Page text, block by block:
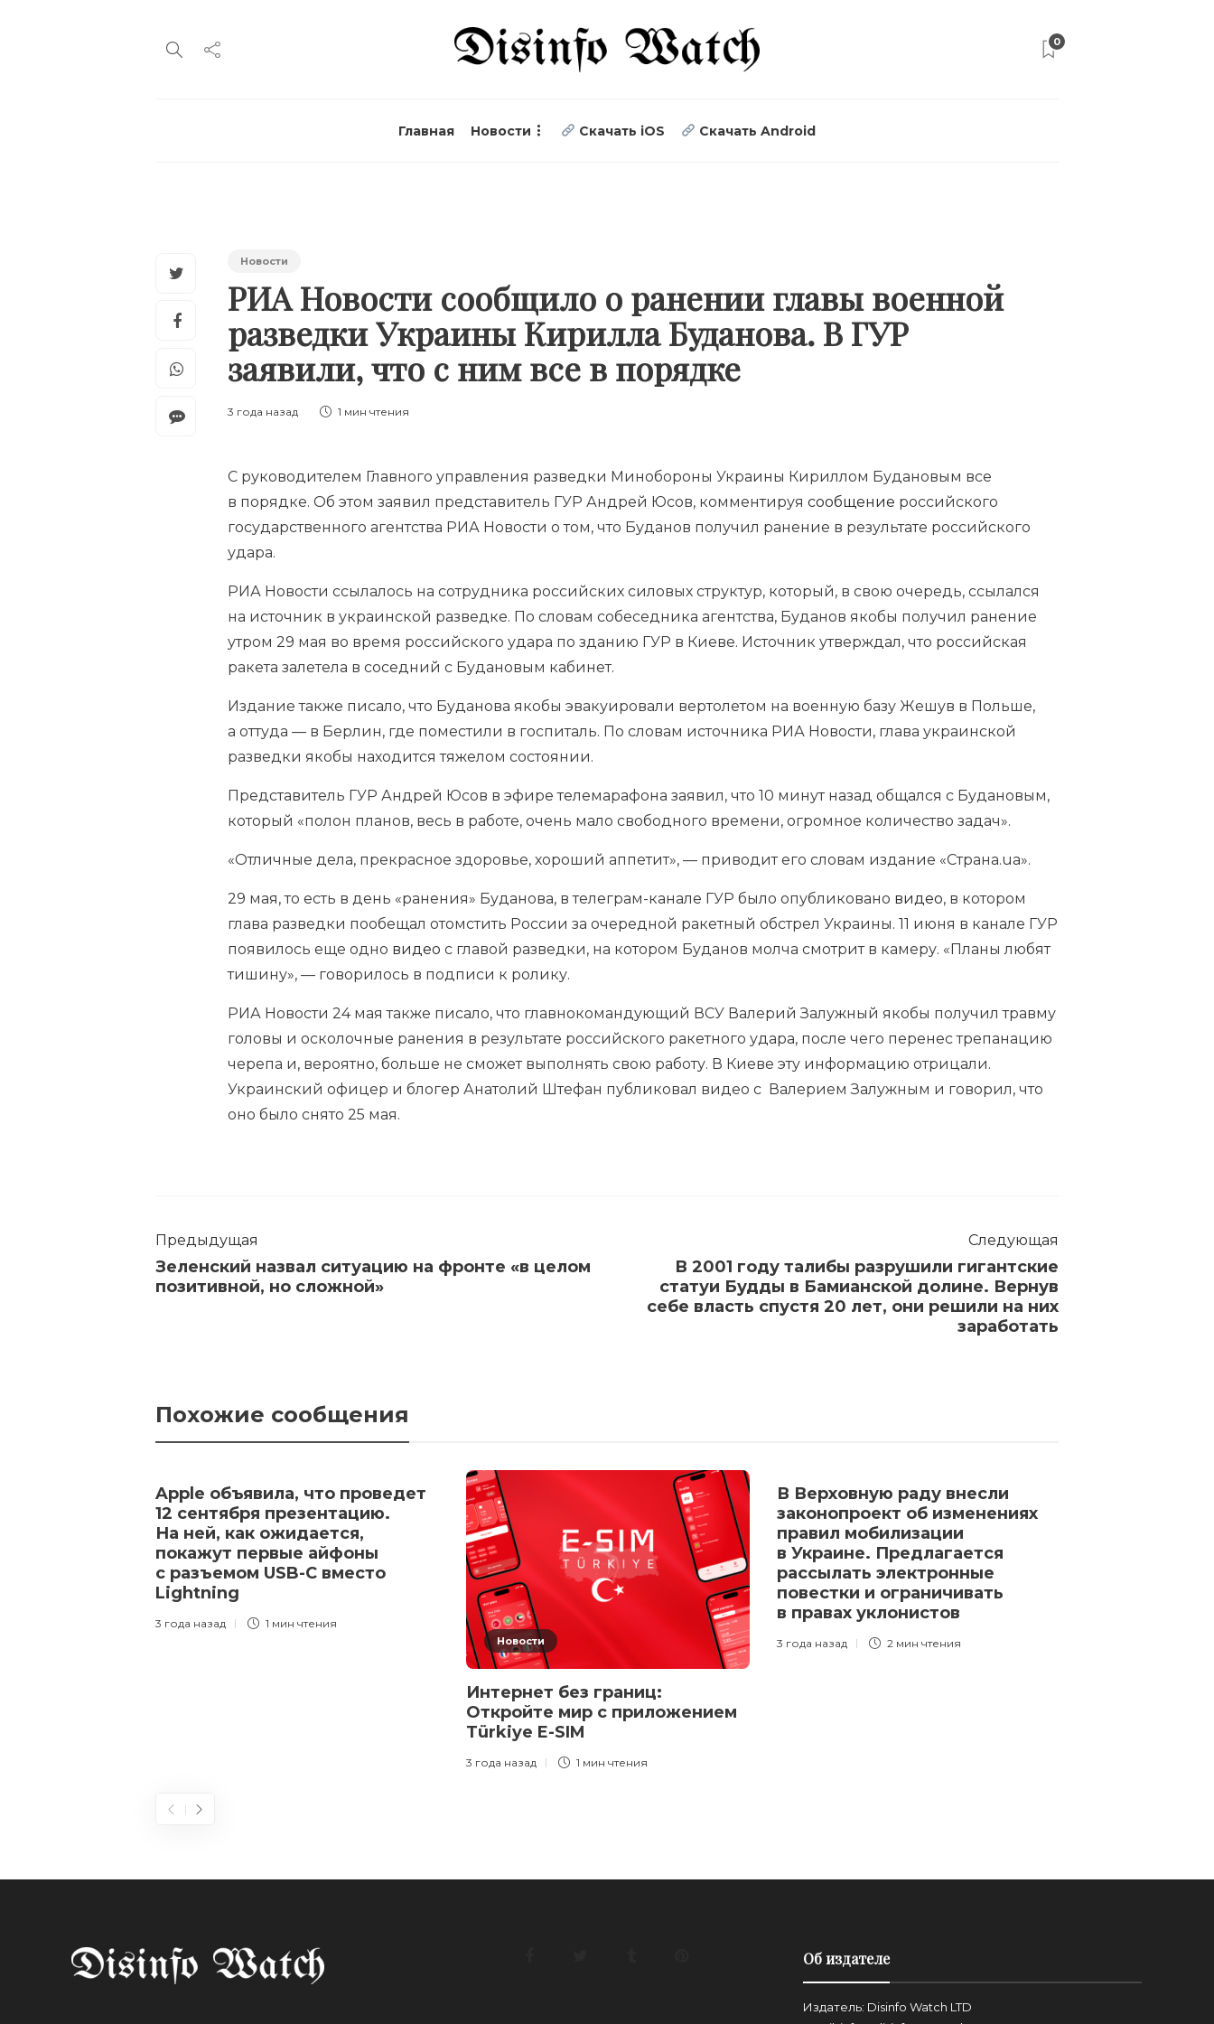
0
Главная Новости Скачать iOS Скачать Android
Новости
РИА Новости сообщило о ранении главы военной
разведки Украины Кирилла Буданова. В ГУР
заявили, что с ним все в порядке
3 года назад 1 мин чтения
С руководителем Главного управления разведки Минобороны Украины Кириллом Будановым все
в порядке. Об этом заявил представитель ГУР Андрей Юсов, комментируя сообщение российского
государственного агентства РИА Новости о том, что Буданов получил ранение в результате российского
удара.
РИА Новости ссылалось на сотрудника российских силовых структур, который, в свою очередь, ссылался
на источник в украинской разведке. По словам собеседника агентства, Буданов якобы получил ранение
утром 29 мая во время российского удара по зданию ГУР в Киеве. Источник утверждал, что российская
ракета залетела в соседний с Будановым кабинет.
Издание также писало, что Буданова якобы эвакуировали вертолетом на военную базу Жешув в Польше,
а оттуда — в Берлин, где поместили в госпиталь. По словам источника РИА Новости, глава украинской
разведки якобы находится тяжелом состоянии.
Представитель ГУР Андрей Юсов в эфире телемарафона заявил, что 10 минут назад общался с Будановым,
который «полон планов, весь в работе, очень мало свободного времени, огромное количество задач».
«Отличные дела, прекрасное здоровье, хороший аппетит», — приводит его словам издание «Страна.ua».
29 мая, то есть в день «ранения» Буданова, в телеграм-канале ГУР было опубликовано видео, в котором
глава разведки пообещал отомстить России за очередной ракетный обстрел Украины. 11 июня в канале ГУР
появилось еще одно видео с главой разведки, на котором Буданов молча смотрит в камеру. «Планы любят
тишину», — говорилось в подписи к ролику.
РИА Новости 24 мая также писало, что главнокомандующий ВСУ Валерий Залужный якобы получил травму
головы и осколочные ранения в результате российского ракетного удара, после чего перенес трепанацию
черепа и, вероятно, больше не сможет выполнять свою работу. В Киеве эту информацию отрицали.
Украинский офицер и блогер Анатолий Штефан публиковал видео с Валерием Залужным и говорил, что
оно было снято 25 мая.
Предыдущая
Зеленский назвал ситуацию на фронте «в целом
позитивной, но сложной»
Следующая
В 2001 году талибы разрушили гигантские
статуи Будды в Бамианской долине. Вернув
себе власть спустя 20 лет, они решили на них
заработать
Похожие сообщения
Apple объявила, что проведет
12 сентября презентацию.
На ней, как ожидается,
покажут первые айфоны
с разъемом USB-C вместо
Lightning
3 года назад 1 мин чтения
Новости
Интернет без границ:
Откройте мир с приложением
Türkiye E-SIM
3 года назад 1 мин чтения
В Верховную раду внесли
законопроект об изменениях
правил мобилизации
в Украине. Предлагается
рассылать электронные
повестки и ограничивать
в правах уклонистов
3 года назад 2 мин чтения
Об издателе
Издатель: Disinfo Watch LTD